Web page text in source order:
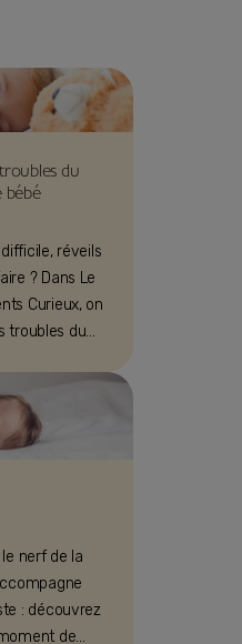
du
bébé
réveils
? Dans Le
Curieux, on
troubles du
le nerf de la
: découvrez
de